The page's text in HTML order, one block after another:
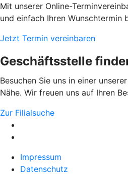
Mit unserer Online-
und einfach Ihren Wunschtermin
Jetzt Termin vereinbaren
Geschäftsstelle
Besuchen Sie uns in einer
Nähe. Wir freuen uns auf Ihren
Zur Filialsuche
Impressum
Datenschutz